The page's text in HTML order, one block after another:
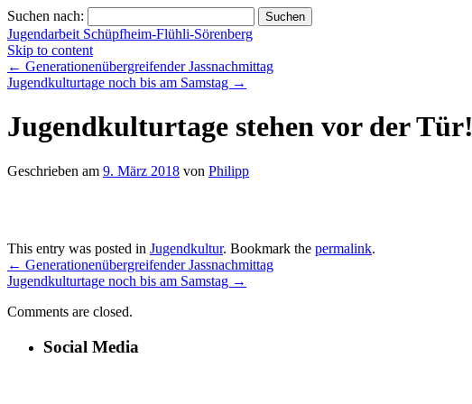
Suchen nach:
Jugendarbeit Schüpfheim-Flühli-Sörenberg
Skip to content
← Generationenübergreifender Jassnachmittag
Jugendkulturtage noch bis am Samstag →
Jugendkulturtage stehen vor der Tür!
Geschrieben am 9. März 2018 von Philipp
This entry was posted in Jugendkultur. Bookmark the permalink.
← Generationenübergreifender Jassnachmittag
Jugendkulturtage noch bis am Samstag →
Comments are closed.
Social Media